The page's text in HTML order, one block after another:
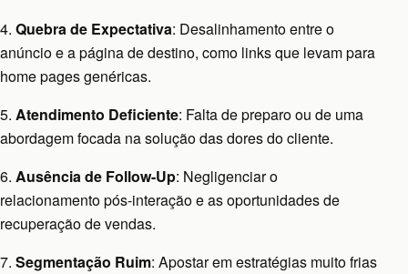
4. Quebra de Expectativa: Desalinhamento entre o
anúncio e a página de destino, como links que levam para
home pages genéricas.
5. Atendimento Deficiente: Falta de preparo ou de uma
abordagem focada na solução das dores do cliente.
6. Ausência de Follow-Up: Negligenciar o
relacionamento pós-interação e as oportunidades de
recuperação de vendas.
7. Segmentação Ruim: Apostar em estratégias muito frias